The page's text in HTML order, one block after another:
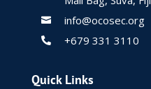
 info@ocosec.org
 +679 331 3110
Quick Links